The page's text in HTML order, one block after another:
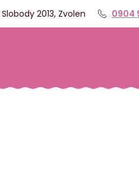
2013, Zvolen 0904